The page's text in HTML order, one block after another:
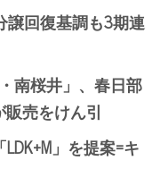
譲回復基調も3期連
南桜井」、春日部
売をけん引
」を提案=キ